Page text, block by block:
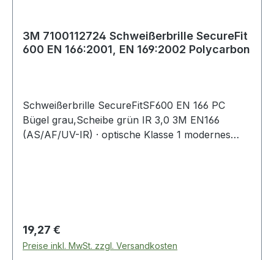
3M 7100112724 Schweißerbrille SecureFit
600 EN 166:2001, EN 169:2002 Polycarbon
Schweißerbrille SecureFitSF600 EN 166 PC
Bügel grau,Scheibe grün IR 3,0 3M EN166
(AS/AF/UV-IR) · optische Klasse 1 modernes
breite, flexible Bügel für robusten Seitenschutz
und ideal für kombinierten Einsatz mit
Kapselgehörschutz · Gewicht ca. 27 g Weitere
Regulärer Preis:
19,27 €
Preise inkl. MwSt. zzgl. Versandkosten